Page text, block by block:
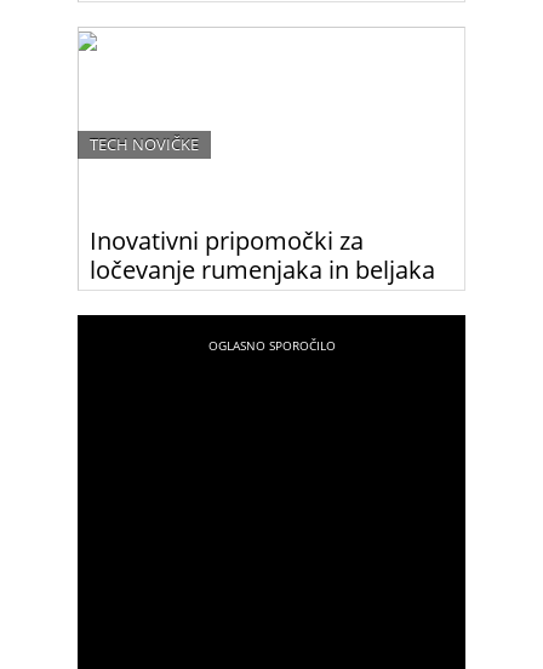
srečale s t.i. piškotki (cookies). Preberite, čemu
služijo!
Inovativni pripomočki za
ločevanje rumenjaka in beljaka
TECH NOVIČKE
teh najnovejših pripomočkov.